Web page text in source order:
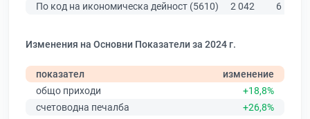
По код на икономическа дейност (5610)
2 042 6 522
Изменения на Основни Показатели за 2024 г.
показател
изменение
общо приходи
+18,8%
счетоводна печалба
+26,8%